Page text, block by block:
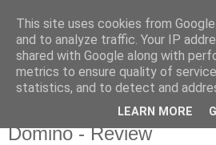
Movies For The
Challenging common sense since
Wednesday, November 16, 2005
Domino - Review
This site uses cookies from
and to analyze traffic. Your IP
shared with Google along with
metrics to ensure quality of
statistics, and to detect and
LEARN MORE